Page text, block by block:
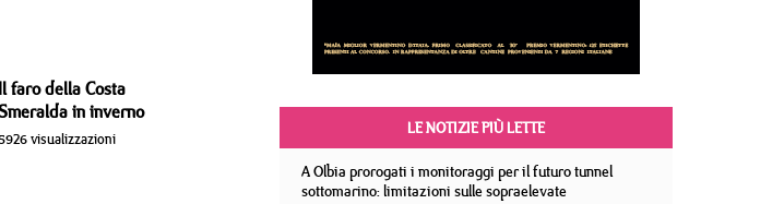
faro della Costa
in inverno
visualizzazioni
LE NOTIZIE PIÙ LETTE
A Olbia prorogati i monitoraggi per il futuro tunnel
sottomarino: limitazioni sulle sopraelevate